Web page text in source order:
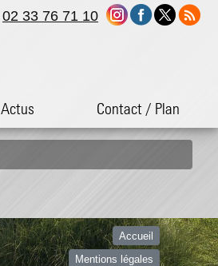
Actus Contact / Plan
02 33 76 71 10
Accueil
Mentions légales